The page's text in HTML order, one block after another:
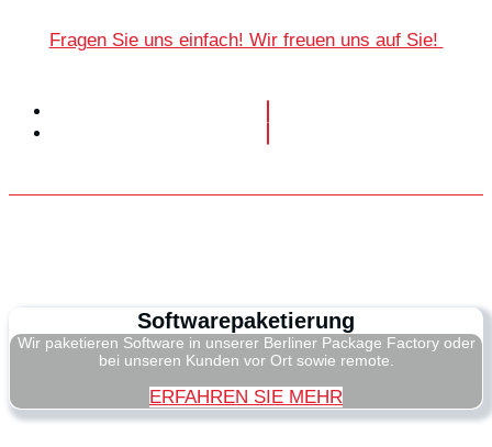
Fragen Sie uns einfach! Wir freuen uns auf Sie!
Softwarepaketierung
Wir paketieren Software in unserer Berliner Package Factory oder
bei unseren Kunden vor Ort sowie remote.
ERFAHREN SIE MEHR